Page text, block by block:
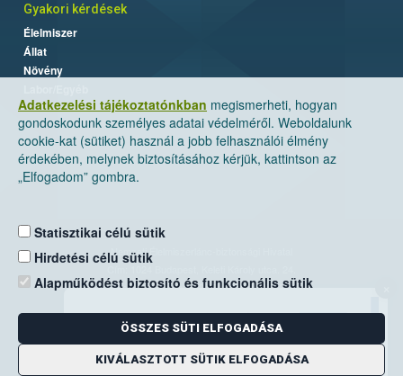
Adatkezelési tájékoztatónkban megismerheti, hogyan
gondoskodunk személyes adatai védelméről. Weboldalunk
cookie-kat (sütiket) használ a jobb felhasználói élmény
érdekében, melynek biztosításához kérjük, kattintson az
„Elfogadom” gombra.
Statisztikai célú sütik
Hirdetési célú sütik
Alapműködést biztosító és funkcionális sütik
ÖSSZES SÜTI ELFOGADÁSA
KIVÁLASZTOTT SÜTIK ELFOGADÁSA
Gyakori kérdések
Élelmiszer
Állat
Növény
Nemzeti Élelmiszerlánc-biztonsági Hivatal
Levelezési cím: 1525 Budapest. Pf. 30.
E-mail:ugyfelszolgalat@nebih.gov.hu
Zöld szám: 06-80/263-244
Telefon: 06-1/ 336-9000